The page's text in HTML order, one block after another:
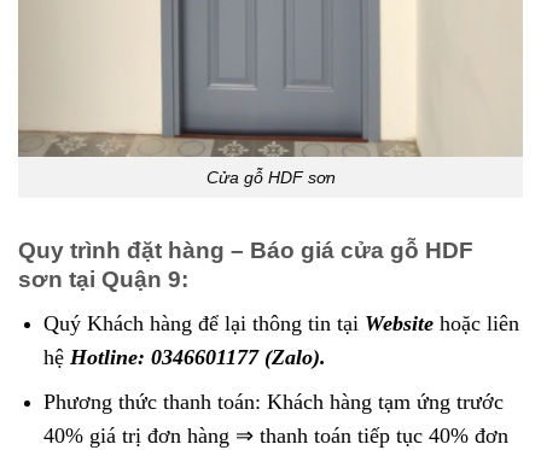
Cửa gỗ HDF sơn
Quy trình đặt hàng – Báo giá cửa gỗ HDF
sơn tại Quận 9:
Quý Khách hàng để lại thông tin tại Websitehoặc liên
hệ Hotline: 0346601177 (Zalo).
Phương thức thanh toán: Khách hàng tạm ứng trước
40% giá trị đơn hàng ⇒ thanh toán tiếp tục 40% đơn